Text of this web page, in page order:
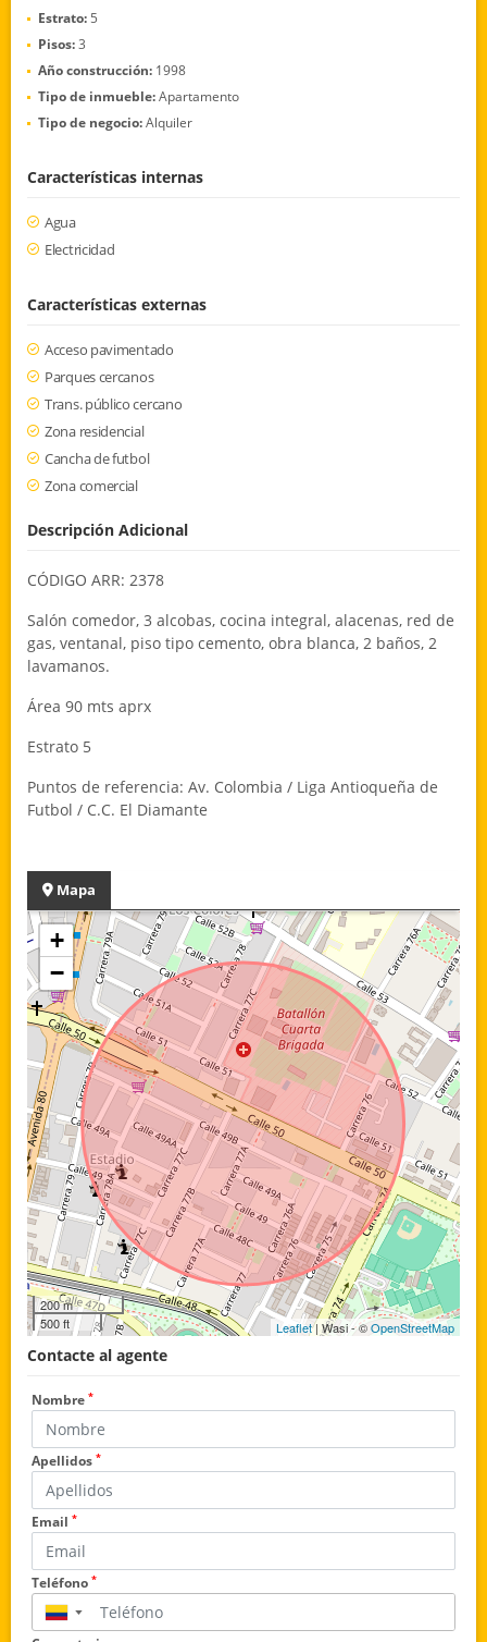
Estrato: 5
Pisos:3
Año construcción: 1998
Tipo de inmueble:Apartamento
Tipo de negocio:Alquiler
Características internas
Agua
Electricidad
Características externas
Acceso pavimentado
Parques cercanos
Trans. público cercano
Zona residencial
Cancha de futbol
Zona comercial
Descripción Adicional
CÓDIGO ARR: 2378
Salón comedor, 3 alcobas, cocina integral, alacenas, red de
gas, ventanal, piso tipo cemento, obra blanca, 2 baños, 2
lavamanos.
Área 90 mts aprx
Estrato 5
Puntos de referencia: Av. Colombia / Liga Antioqueña de
Futbol / C.C. El Diamante
Mapa
+
−
200 m
500 ft
Leaflet| Wasi - ©OpenStreetMap
Contacte al agente
Nombre *
Apellidos *
Email *
Teléfono *
▼